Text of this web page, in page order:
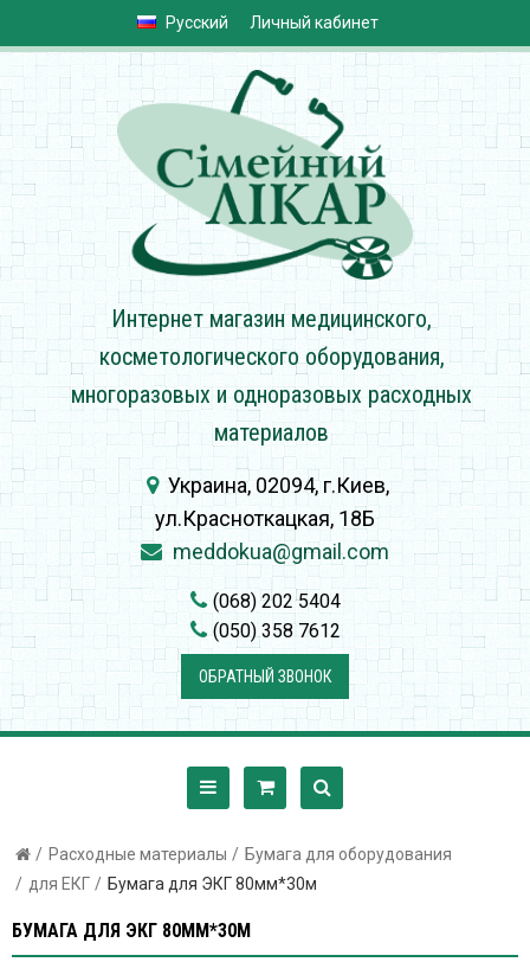
Русский Личный кабинет
Интернет магазин медицинского,
косметологического оборудования,
многоразовых и одноразовых расходных
материалов
Украина, 02094, г.Киев,
ул.Красноткацкая, 18Б
meddokua@gmail.com
(068) 202 5404
(050) 358 7612
ОБРАТНЫЙ ЗВОНОК
Расходные материалы
Бумага для оборудования
для ЕКГ
Бумага для ЭКГ 80мм*30м
БУМАГА ДЛЯ ЭКГ 80ММ*30М